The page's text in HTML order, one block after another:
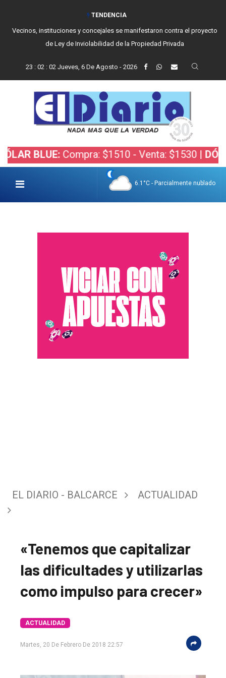
TENDENCIA
Vecinos, instituciones y concejales se manifestaron contra el proyecto
de Ley de Inviolabilidad de la Propiedad Privada
23 : 02: 03 Jueves, 6 De Agosto - 2026
Compra: $1510 - Venta: $1530 | DÓLAR
6.1°C - Parcialmente nublado
EL DIARIO - BALCARCE ACTUALIDAD
«Tenemos que capitalizar
las dificultades y utilizarlas
como impulso para crecer»
ACTUALIDAD
Martes, 20 De Febrero De 2018 22:57